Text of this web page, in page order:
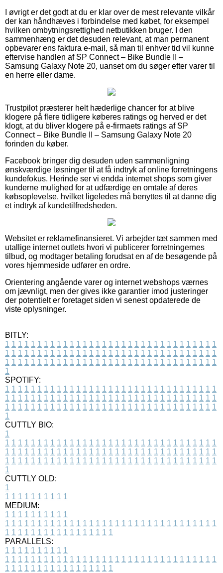
I øvrigt er det godt at du er klar over de mest relevante vilkår
der kan håndhæves i forbindelse med købet, for eksempel
hvilken ombytningsrettighed netbutikken bruger. I den
sammenhæng er det desuden relevant, at man permanent
opbevarer ens faktura e-mail, så man til enhver tid vil kunne
eftervise handlen af SP Connect – Bike Bundle II –
Samsung Galaxy Note 20, uanset om du søger efter varer til
en herre eller dame.
Trustpilot præsterer helt hæderlige chancer for at blive
klogere på flere tidligere køberes ratings og herved er det
klogt, at du bliver klogere på e-firmaets ratings af SP
Connect – Bike Bundle II – Samsung Galaxy Note 20
forinden du køber.
Facebook bringer dig desuden uden sammenligning
ønskværdige løsninger til at få indtryk af online forretningens
kundefokus. Herinde ser vi endda internet shops som giver
kunderne mulighed for at udfærdige en omtale af deres
købsoplevelse, hvilket ligeledes må benyttes til at danne dig
et indtryk af kundetilfredsheden.
Websitet er reklamefinansieret. Vi arbejder tæt sammen med
utallige internet outlets hvori vi publicerer forretningernes
tilbud, og modtager betaling forudsat en af de besøgende på
vores hjemmeside udfører en ordre.
Orientering angående varer og internet webshops værnes
om jævnligt, men der gives ikke garantier imod justeringer
der potentielt er foretaget siden vi senest opdaterede de
viste oplysninger.
BITLY:
1 1 1 1 1 1 1 1 1 1 1 1 1 1 1 1 1 1 1 1 1 1 1 1 1 1 1 1 1 1 1 1 1
1 1 1 1 1 1 1 1 1 1 1 1 1 1 1 1 1 1 1 1 1 1 1 1 1 1 1 1 1 1 1 1 1
1 1 1 1 1 1 1 1 1 1 1 1 1 1 1 1 1 1 1 1 1 1 1 1 1 1 1 1 1 1 1 1 1
1
SPOTIFY:
1 1 1 1 1 1 1 1 1 1 1 1 1 1 1 1 1 1 1 1 1 1 1 1 1 1 1 1 1 1 1 1 1
1 1 1 1 1 1 1 1 1 1 1 1 1 1 1 1 1 1 1 1 1 1 1 1 1 1 1 1 1 1 1 1 1
1 1 1 1 1 1 1 1 1 1 1 1 1 1 1 1 1 1 1 1 1 1 1 1 1 1 1 1 1 1 1 1 1
1
CUTTLY BIO:
1
1 1 1 1 1 1 1 1 1 1 1 1 1 1 1 1 1 1 1 1 1 1 1 1 1 1 1 1 1 1 1 1 1
1 1 1 1 1 1 1 1 1 1 1 1 1 1 1 1 1 1 1 1 1 1 1 1 1 1 1 1 1 1 1 1 1
1 1 1 1 1 1 1 1 1 1 1 1 1 1 1 1 1 1 1 1 1 1 1 1 1 1 1 1 1 1 1 1 1
1
CUTTLY OLD:
1
1 1 1 1 1 1 1 1 1 1
MEDIUM:
1 1 1 1 1 1 1 1 1 1
1 1 1 1 1 1 1 1 1 1 1 1 1 1 1 1 1 1 1 1 1 1 1 1 1 1 1 1 1 1 1 1 1
1 1 1 1 1 1 1 1 1 1 1 1 1 1 1 1 1
PARALLELS:
1 1 1 1 1 1 1 1 1 1
1 1 1 1 1 1 1 1 1 1 1 1 1 1 1 1 1 1 1 1 1 1 1 1 1 1 1 1 1 1 1 1 1
1 1 1 1 1 1 1 1 1 1 1 1 1 1 1 1 1